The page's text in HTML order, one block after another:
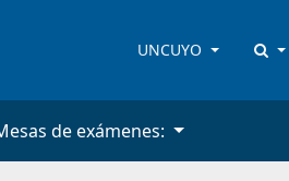
UNCUYO
de exámenes: